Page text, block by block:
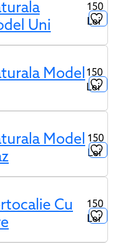
Uni
150
Lei
Model 150
Lei
Model
150
Lei
Cu
150
Lei